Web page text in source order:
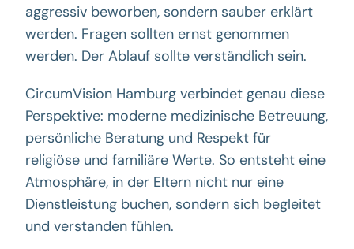
aggressiv beworben, sondern sauber erklärt
werden. Fragen sollten ernst genommen
werden. Der Ablauf sollte verständlich sein.
CircumVision Hamburg verbindet genau diese
Perspektive: moderne medizinische Betreuung,
persönliche Beratung und Respekt für
religiöse und familiäre Werte. So entsteht eine
Atmosphäre, in der Eltern nicht nur eine
Dienstleistung buchen, sondern sich begleitet
und verstanden fühlen.